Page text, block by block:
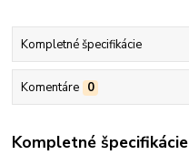
Kompletné špecifikácie
Komentáre 0
Kompletné špecifikácie